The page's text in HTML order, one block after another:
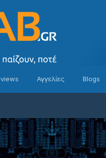
Αγγελίες Blogs